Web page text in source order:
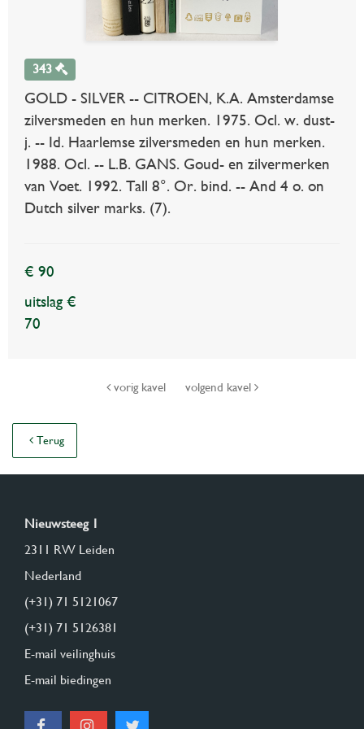
343
GOLD - SILVER -- CITROEN, K.A. Amsterdamse
zilversmeden en hun merken. 1975. Ocl. w. dust-
j. -- Id. Haarlemse zilversmeden en hun merken.
1988. Ocl. -- L.B. GANS. Goud- en zilvermerken
van Voet. 1992. Tall 8°. Or. bind. -- And 4 o. on
Dutch silver marks. (7).
€ 90
uitslag €
70
vorig kavel volgend kavel
Terug
Nieuwsteeg 1
2311 RW Leiden
Nederland
(+31) 71 5121067
(+31) 71 5126381
E-mail veilinghuis
E-mail biedingen